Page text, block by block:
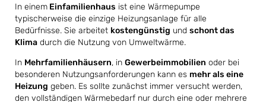
In einem Einfamilienhaus ist eine Wärmepumpe
typischerweise die einzige Heizungsanlage für alle
Bedürfnisse. Sie arbeitet kostengünstig und schont das
Klima durch die Nutzung von Umweltwärme.
In Mehrfamilienhäusern, in Gewerbeimmobilien oder bei
besonderen Nutzungsanforderungen kann es mehr als eine
Heizung geben. Es sollte zunächst immer versucht werden,
den vollständigen Wärmebedarf nur durch eine oder mehrere